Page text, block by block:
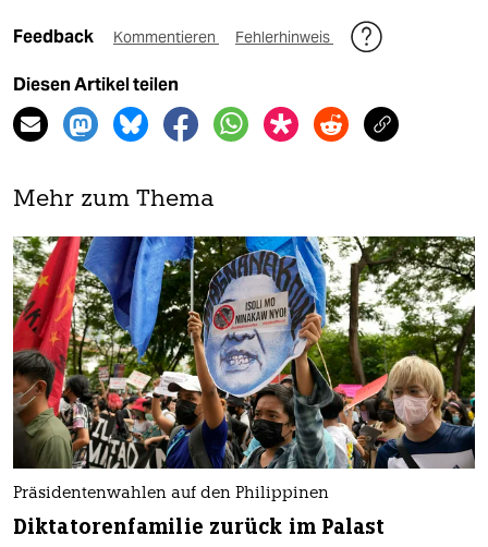
Feedback Kommentieren Fehlerhinweis
Diesen Artikel teilen
Mehr zum Thema
Präsidentenwahlen auf den Philippinen
Diktatorenfamilie zurück im Palast